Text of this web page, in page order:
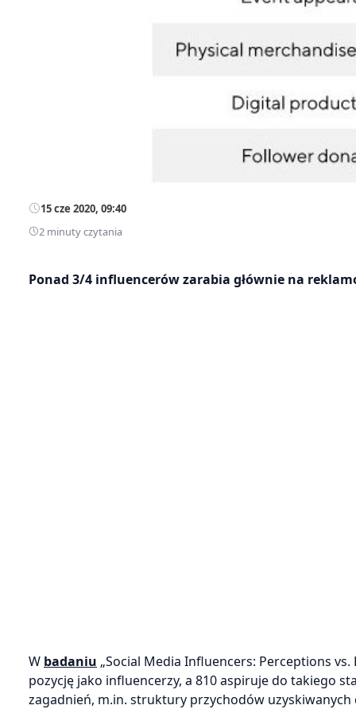
15 cze 2020, 09:40
2 minuty czytania
Ponad 3/4 influencerów zarabia głównie na
W badaniu „Social Media Influencers: Perceptions
pozycję jako influencerzy, a 810 aspiruje do takiego
zagadnień, m.in. struktury przychodów uzyskiwanych